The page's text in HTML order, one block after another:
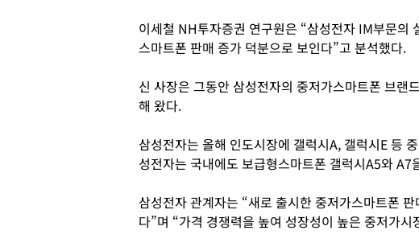
이세철 NH투자증권 연구원은 “삼성전자 IM부문의
스마트폰 판매 증가 덕분으로 보인다”고 분석했다.
신 사장은 그동안 삼성전자의 중저가스마트폰 브랜
해 왔다.
삼성전자는 올해 인도시장에 갤럭시A, 갤럭시E 등
성전자는 국내에도 보급형스마트폰 갤럭시A5와 A7
삼성전자 관계자는 “새로 출시한 중저가스마트폰
다”며 “가격 경쟁력을 높여 성장성이 높은 중저가